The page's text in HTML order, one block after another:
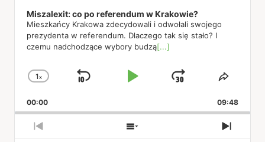
Miszalexit: co po referendum w Krakowie?
Mieszkańcy Krakowa zdecydowali i odwołali swojego
prezydenta w referendum. Dlaczego tak się stało? I
czemu nadchodzące wybory budzą[...]
Change
Rate
1x
Skip
Play
Jump
Forward
Share
00:00 09:48
Previous
Show
Next